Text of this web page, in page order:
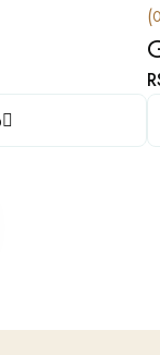
(